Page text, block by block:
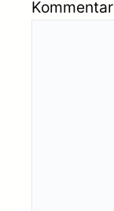
Kommentar